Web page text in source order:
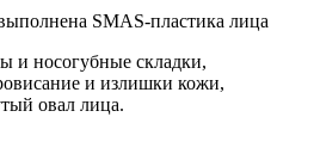
SMAS-пластика лица
и носогубные складки,
и излишки кожи,
овал лица.